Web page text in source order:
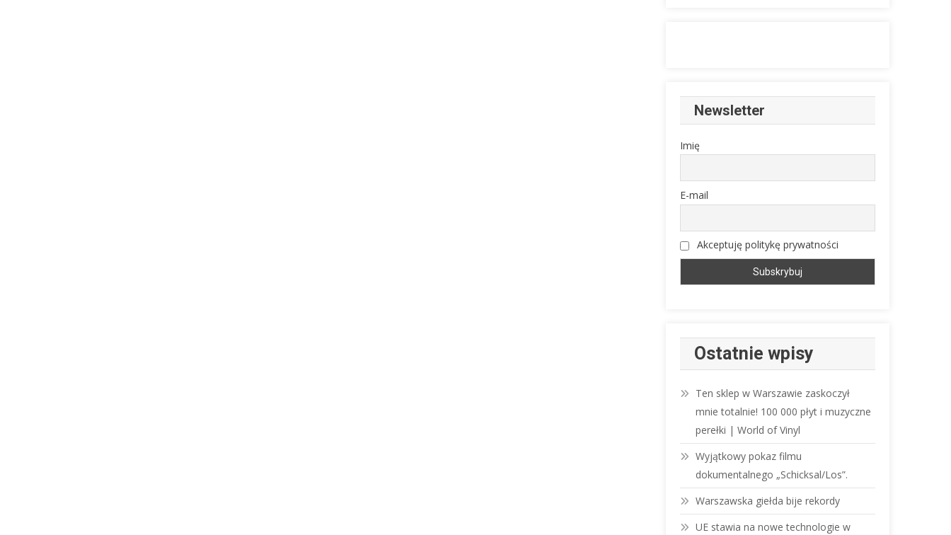
Newsletter
Imię
E-mail
Akceptuję politykę prywatności
Ostatnie wpisy
Ten sklep w Warszawie zaskoczył
mnie totalnie! 100 000 płyt i muzyczne
perełki | World of Vinyl
Wyjątkowy pokaz filmu
dokumentalnego „Schicksal/Los”.
Warszawska giełda bije rekordy
UE stawia na nowe technologie w